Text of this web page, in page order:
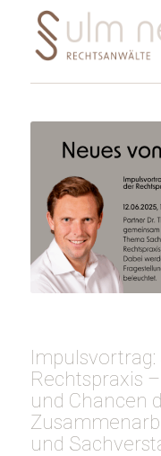
Rechtspraxis
und Chancen
und